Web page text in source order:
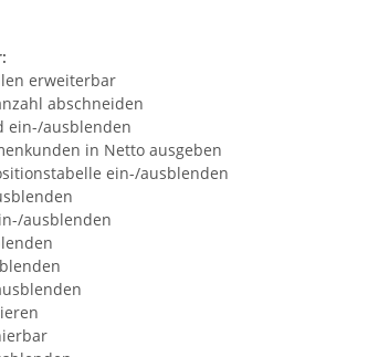
erweiterbar
abschneiden
ein-/ausblenden
in Netto ausgeben
ein-/ausblenden
ausblenden